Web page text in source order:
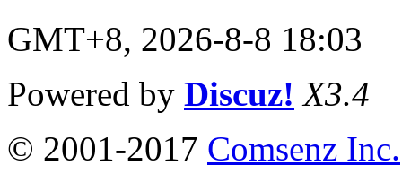
GMT+8, 2026-8-8 18:03
Powered by Discuz! X3.4
© 2001-2017 Comsenz Inc.